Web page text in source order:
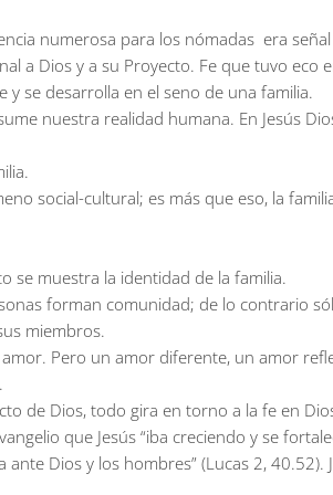
numerosa para los nómadas era
Dios y a su Proyecto. Fe que tuvo eco
y se desarrolla en el seno de una familia.
nuestra realidad humana. En Jesús
social-cultural; es más que eso, la
se muestra la identidad de la familia.
forman comunidad; de lo contrario
miembros.
Pero un amor diferente, un amor
de Dios, todo gira en torno a la fe en
que Jesús “iba creciendo y se
Dios y los hombres” (Lucas 2,